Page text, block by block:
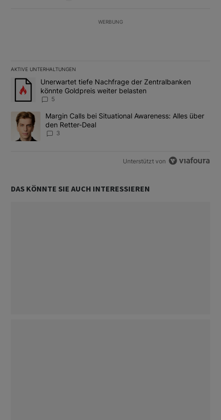
WERBUNG
AKTIVE UNTERHALTUNGEN
Das Folgende ist eine Liste der am meisten kommentierten
Ein Trendartikel mit dem Titel "Unerwartet tiefe Nachfrage der
Unerwartet tiefe Nachfrage der Zentralbanken
könnte Goldpreis weiter belasten
5
Ein Trendartikel mit dem Titel "Margin Calls bei Situational
Margin Calls bei Situational Awareness: Alles über
den Retter-Deal
3
Unterstützt von
DAS KÖNNTE SIE AUCH INTERESSIEREN